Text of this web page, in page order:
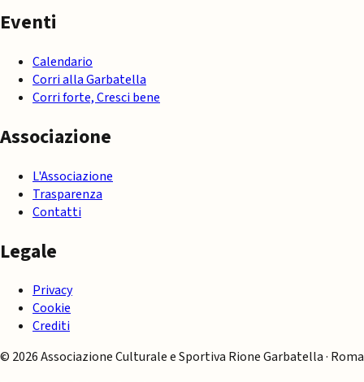
Eventi
Calendario
Corri alla Garbatella
Corri forte, Cresci bene
Associazione
L'Associazione
Trasparenza
Contatti
Legale
Privacy
Cookie
Crediti
© 2026 Associazione Culturale e Sportiva Rione Garbatella · Roma